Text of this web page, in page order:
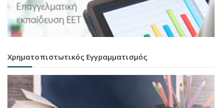
Χρηματοπιστωτικός Εγγραμματισμός